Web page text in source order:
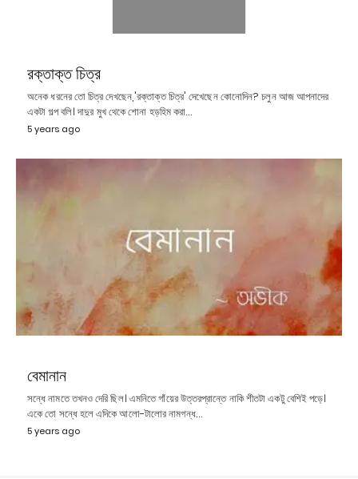
রক্তাক্ত চিত্র
অনেক ধরনের তো চিত্র দেখছেন,'রক্তাক্ত চিত্র' দেখেছেন কোনোদিন? চলুন আজ আপনাদের
একটা গল্প বলি। দাদুর মুখ থেকে শোনা হড়হিম করা…
5 years ago
বেমানান
সন্ধে নামতে তখনও দেরি ছিল। এমনিতে গাঁয়ের উত্তরপ্রান্তে নাকি শীতটা একটু বেশিই পড়ে।
একে তো সন্ধে হলে এদিকে আলো-টালোর নামগন্ধ…
5 years ago